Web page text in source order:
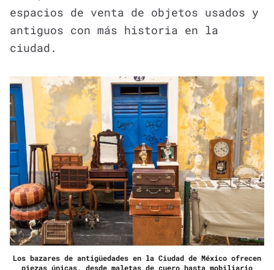
espacios de venta de objetos usados y
antiguos con más historia en la
ciudad.
Los bazares de antigüedades en la Ciudad de México ofrecen
piezas únicas, desde maletas de cuero hasta mobiliario